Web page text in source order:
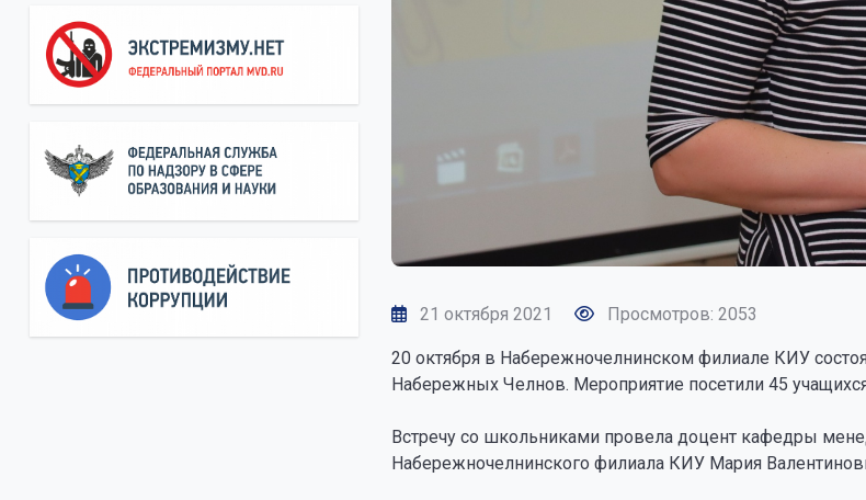
21 октября 2021 Просмотров: 2053
20 октября в Набережночелнинском филиале КИУ
Набережных Челнов. Мероприятие посетили 45
Встречу со школьниками провела доцент кафедры
Набережночелнинского филиала КИУ Мария